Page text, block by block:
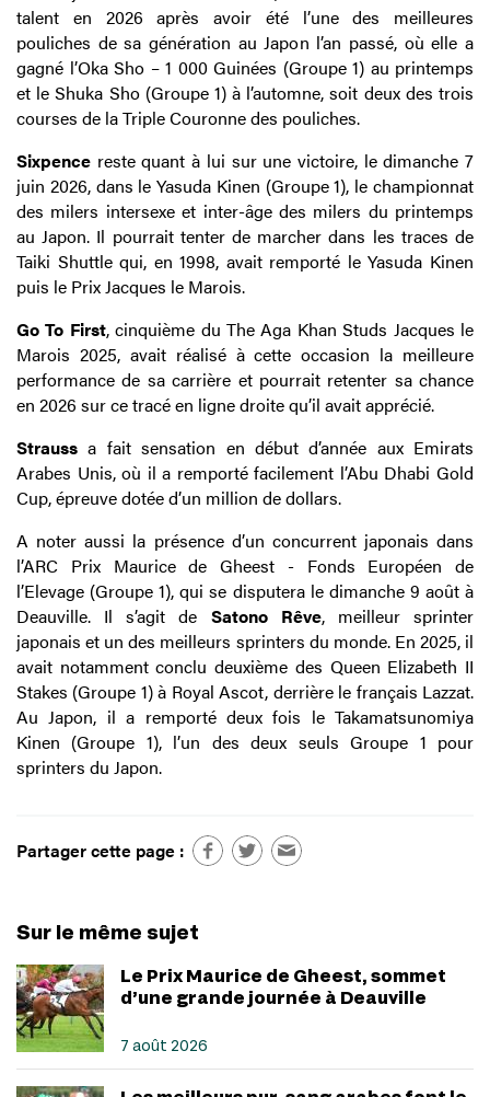
talent en 2026 après avoir été l’une des meilleures
pouliches de sa génération au Japon l’an passé, où elle a
gagné l’Oka Sho – 1 000 Guinées (Groupe 1) au printemps
et le Shuka Sho (Groupe 1) à l’automne, soit deux des trois
courses de la Triple Couronne des pouliches.
Sixpence reste quant à lui sur une victoire, le dimanche 7
juin 2026, dans le Yasuda Kinen (Groupe 1), le championnat
des milers intersexe et inter-âge des milers du printemps
au Japon. Il pourrait tenter de marcher dans les traces de
Taiki Shuttle qui, en 1998, avait remporté le Yasuda Kinen
puis le Prix Jacques le Marois.
Go To First, cinquième du The Aga Khan Studs Jacques le
Marois 2025, avait réalisé à cette occasion la meilleure
performance de sa carrière et pourrait retenter sa chance
en 2026 sur ce tracé en ligne droite qu’il avait apprécié.
Strauss a fait sensation en début d’année aux Emirats
Arabes Unis, où il a remporté facilement l’Abu Dhabi Gold
Cup, épreuve dotée d’un million de dollars.
A noter aussi la présence d’un concurrent japonais dans
l’ARC Prix Maurice de Gheest - Fonds Européen de
l’Elevage (Groupe 1), qui se disputera le dimanche 9 août à
Deauville. Il s’agit de Satono Rêve, meilleur sprinter
japonais et un des meilleurs sprinters du monde. En 2025, il
avait notamment conclu deuxième des Queen Elizabeth II
Stakes (Groupe 1) à Royal Ascot, derrière le français Lazzat.
Au Japon, il a remporté deux fois le Takamatsunomiya
Kinen (Groupe 1), l’un des deux seuls Groupe 1 pour
sprinters du Japon.
Partager cette page :
Sur le même sujet
Le Prix Maurice de Gheest, sommet
d’une grande journée à Deauville
7 août 2026